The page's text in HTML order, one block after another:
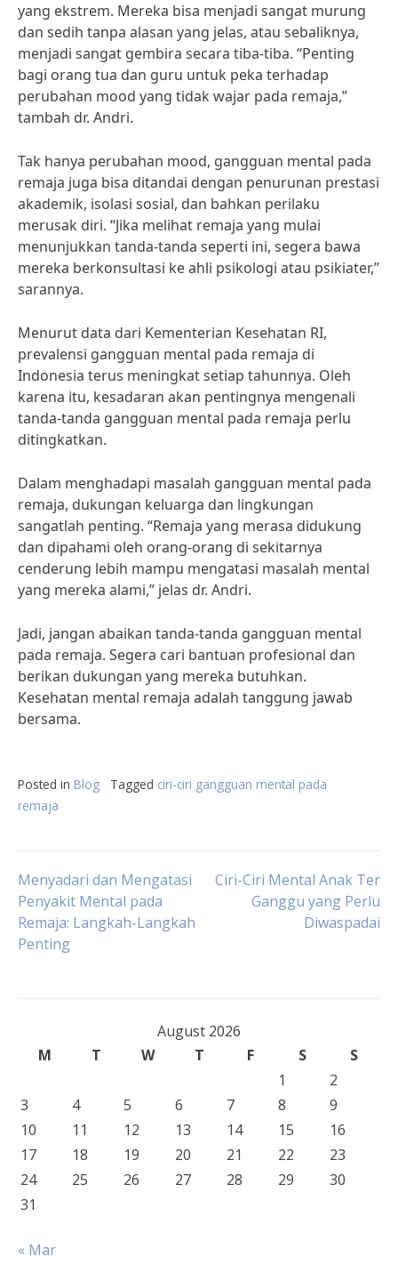
yang ekstrem. Mereka bisa menjadi sangat murung
dan sedih tanpa alasan yang jelas, atau sebaliknya,
menjadi sangat gembira secara tiba-tiba. “Penting
bagi orang tua dan guru untuk peka terhadap
perubahan mood yang tidak wajar pada remaja,”
tambah dr. Andri.
Tak hanya perubahan mood, gangguan mental pada
remaja juga bisa ditandai dengan penurunan prestasi
akademik, isolasi sosial, dan bahkan perilaku
merusak diri. “Jika melihat remaja yang mulai
menunjukkan tanda-tanda seperti ini, segera bawa
mereka berkonsultasi ke ahli psikologi atau psikiater,”
sarannya.
Menurut data dari Kementerian Kesehatan RI,
prevalensi gangguan mental pada remaja di
Indonesia terus meningkat setiap tahunnya. Oleh
karena itu, kesadaran akan pentingnya mengenali
tanda-tanda gangguan mental pada remaja perlu
ditingkatkan.
Dalam menghadapi masalah gangguan mental pada
remaja, dukungan keluarga dan lingkungan
sangatlah penting. “Remaja yang merasa didukung
dan dipahami oleh orang-orang di sekitarnya
cenderung lebih mampu mengatasi masalah mental
yang mereka alami,” jelas dr. Andri.
Jadi, jangan abaikan tanda-tanda gangguan mental
pada remaja. Segera cari bantuan profesional dan
berikan dukungan yang mereka butuhkan.
Kesehatan mental remaja adalah tanggung jawab
bersama.
Posted in Blog Tagged ciri-ciri gangguan mental pada
remaja
Post
navigation
Menyadari dan Mengatasi
Penyakit Mental pada
Remaja: Langkah-Langkah
Penting
Ciri-Ciri Mental Anak Ter
Ganggu yang Perlu
Diwaspadai
August 2026
M
T W T F S
S
1
2
3
4 5 6 7 8
9
10
11 12 13 14 15
16
17
18 19 20 21 22
23
24
25 26 27 28 29
30
31
« Mar